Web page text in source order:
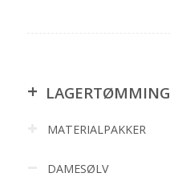
+ LAGERTØMMING
MATERIALPAKKER
DAMESØLV